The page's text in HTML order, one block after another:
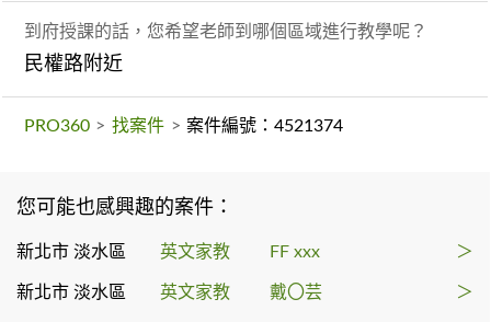
到府授課的話，您希望老師到哪個區域進行教學呢？
民權路附近
PRO360 > 找案件 > 案件編號：4521374
您可能也感興趣的案件：
新北市 淡水區 英文家教 FF xxx ＞
新北市 淡水區 英文家教 戴〇芸 ＞